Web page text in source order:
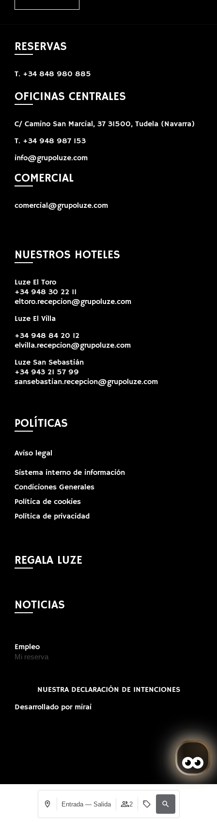
Entrada — Salida 2
RESERVAS
T. +34 848 980 885
OFICINAS CENTRALES
C/ Camino San Marcial, 37 31500, Tudela (Navarra)
T. +34 948 987 153
info@grupoluze.com
COMERCIAL
comercial@grupoluze.com
NUESTROS HOTELES
Luze El Toro
+34 948 30 22 11
eltoro.recepcion@grupoluze.com
Luze El Villa
+34 948 84 20 12
elvilla.recepcion@grupoluze.com
Luze San Sebastián
+34 943 21 57 99
sansebastian.recepcion@grupoluze.com
POLÍTICAS
Aviso legal
Sistema interno de información
Condiciones Generales
Política de cookies
Política de privacidad
REGALA LUZE
NOTICIAS
Empleo
Mi reserva
NUESTRA DECLARACIÓN DE INTENCIONES
Desarrollado por mirai